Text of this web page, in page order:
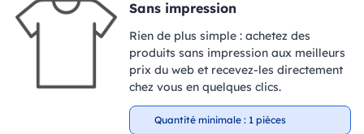
Sans impression
Rien de plus simple : achetez des
produits sans impression aux meilleurs
prix du web et recevez-les directement
chez vous en quelques clics.
Quantité minimale : 1 pièces